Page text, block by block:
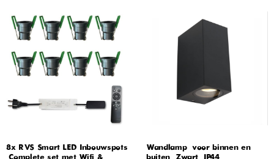
8x RVS Smart LED Inbouwspots
– Complete set met Wifi &
Wandlamp – voor binnen en
buiten – Zwart – IP44